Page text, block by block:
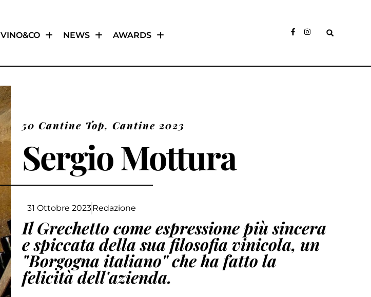
VINO&CO NEWS AWARDS
50 Cantine Top,Cantine 2023
Sergio Mottura
31 Ottobre 2023Redazione
Il Grechetto come espressione più sincera
e spiccata della sua filosofia vinicola, un
"Borgogna italiano" che ha fatto la
felicità dell'azienda.